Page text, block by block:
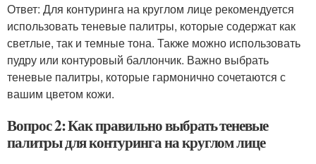
Ответ: Для контуринга на круглом лице рекомендуется
использовать теневые палитры, которые содержат как
светлые, так и темные тона. Также можно использовать
пудру или контуровый баллончик. Важно выбрать
теневые палитры, которые гармонично сочетаются с
вашим цветом кожи.
Вопрос 2: Как правильно выбрать теневые
палитры для контуринга на круглом лице